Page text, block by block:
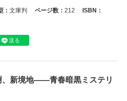
： 文庫判 ページ数： 212
ISBN：
送る
、新境地――青春暗黒ミステリ